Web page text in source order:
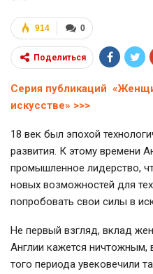
0
914
Поделиться
Серия публикаций
искусстве» >>>
18 век был эпохой
развития. К этому времени
промышленное лидерство,
новых возможностей для
попробовать свои силы в
Не первый взгляд, вклад
Англии кажется ничтожным,
того периода увековечили